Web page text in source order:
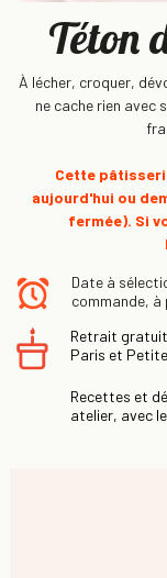
Téton
À lécher, croquer,
ne cache rien avec
Cette
aujourd'hui ou
fermée). Si
Date à
commande,
Retrait
Paris et
Recettes et
atelier, avec